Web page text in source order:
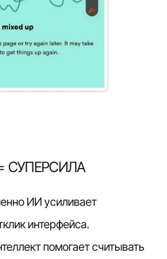
СУПЕРСИЛА
ИИ усиливает
интерфейса.
помогает считывать